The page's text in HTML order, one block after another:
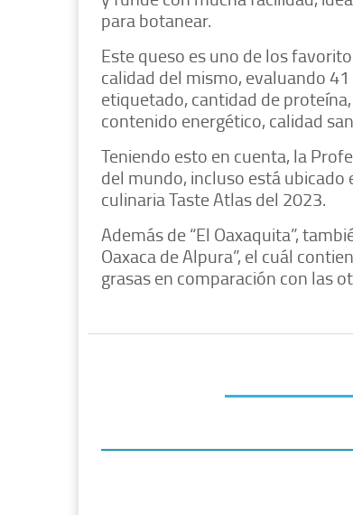
para botanear.
Este queso es uno de los
calidad del mismo, evaluando
etiquetado, cantidad de
contenido energético, calidad
Teniendo esto en cuenta, la
del mundo, incluso está ubicado
culinaria Taste Atlas del 2023.
Además de “El Oaxaquita”,
Oaxaca de Alpura”, el cuál
grasas en comparación con las